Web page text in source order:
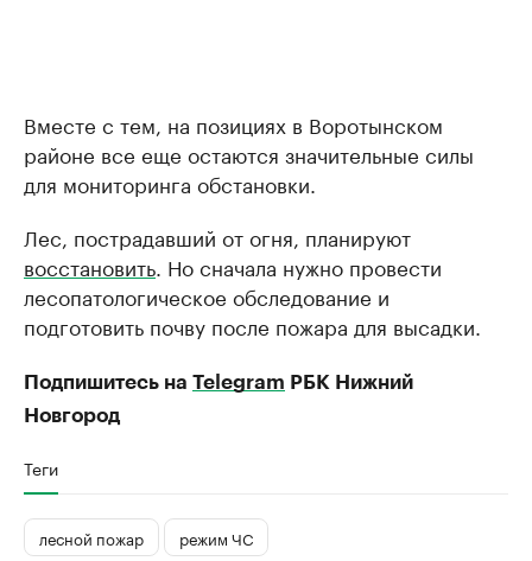
Вместе с тем, на позициях в Воротынском
районе все еще остаются значительные силы
для мониторинга обстановки.
Лес, пострадавший от огня, планируют
восстановить . Но сначала нужно провести
лесопатологическое обследование и
подготовить почву после пожара для высадки.
Подпишитесь на Telegram РБК Нижний
Новгород
Теги
лесной пожар режим ЧС